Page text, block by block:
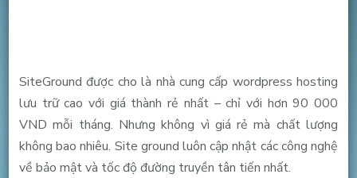
SiteGround được cho là nhà cung cấp wordpress hosting
lưu trữ cao với giá thành rẻ nhất – chỉ với hơn 90 000
VND mỗi tháng. Nhưng không vì giá rẻ mà chất lượng
không bao nhiêu. Site ground luôn cập nhật các công nghệ
về bảo mật và tốc độ đường truyền tân tiến nhất.